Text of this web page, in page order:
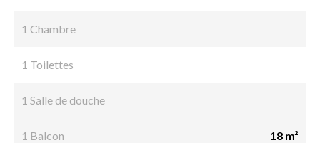
1 Chambre
1 Toilettes
1 Salle de douche
1 Balcon 18 m²